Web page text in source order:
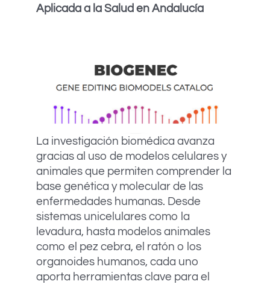
Aplicada a la Salud en Andalucía
La investigación biomédica avanza
gracias al uso de modelos celulares y
animales que permiten comprender la
base genética y molecular de las
enfermedades humanas. Desde
sistemas unicelulares como la
levadura, hasta modelos animales
como el pez cebra, el ratón o los
organoides humanos, cada uno
aporta herramientas clave para el